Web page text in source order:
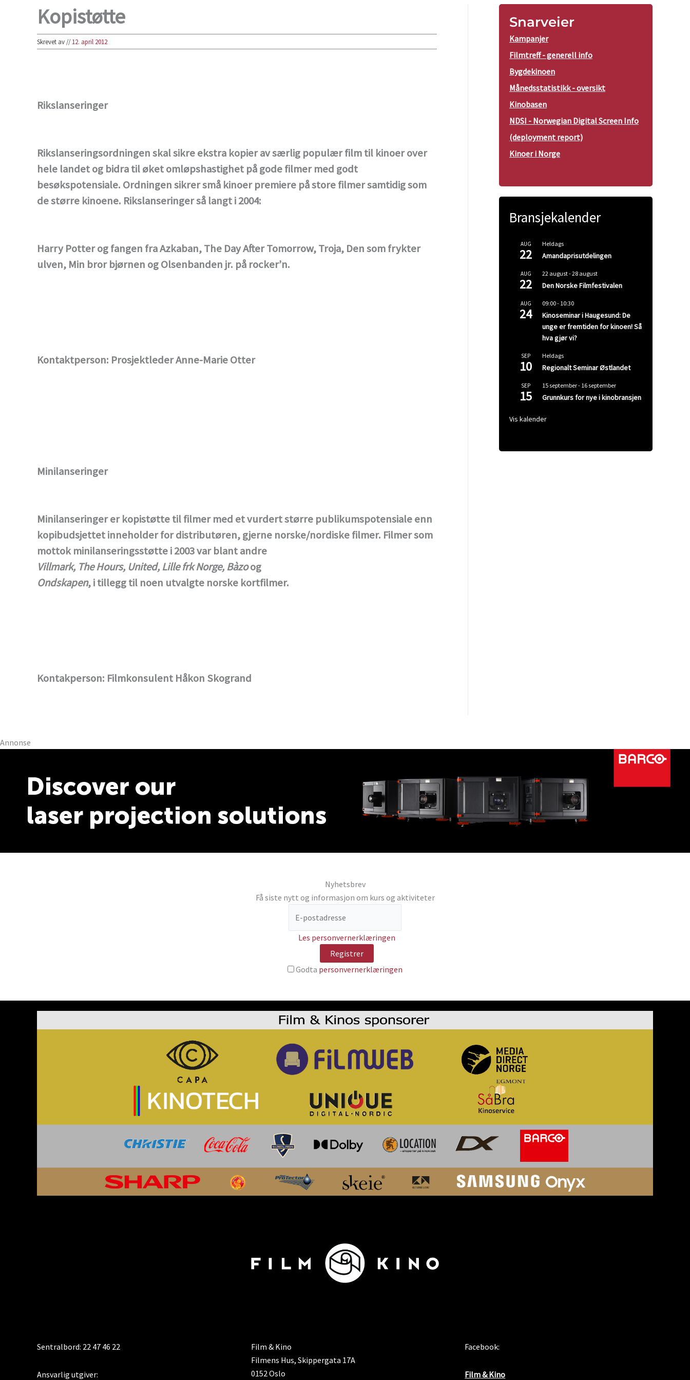
Kopistøtte
Skrevet av//12. april 2012
Rikslanseringer
Rikslanseringsordningen skal sikre ekstra kopier av særlig populær film til kinoer over
hele landet og bidra til øket omløpshastighet på gode filmer med godt
besøkspotensiale. Ordningen sikrer små kinoer premiere på store filmer samtidig som
de større kinoene. Rikslanseringer så langt i 2004:
Harry Potter og fangen fra Azkaban, The Day After Tomorrow, Troja, Den som frykter
ulven, Min bror bjørnen og Olsenbanden jr. på rocker’n.
Kontaktperson: Prosjektleder Anne-Marie Otter
Minilanseringer
Minilanseringer er kopistøtte til filmer med et vurdert større publikumspotensiale enn
kopibudsjettet inneholder for distributøren, gjerne norske/nordiske filmer. Filmer som
mottok minilanseringsstøtte i 2003 var blant andre
Villmark, The Hours, United, Lille frk Norge, Bàzoog
Ondskapen, i tillegg til noen utvalgte norske kortfilmer.
Kontakperson: Filmkonsulent Håkon Skogrand
Snarveier
Kampanjer
Filmtreff - generell info
Bygdekinoen
Månedsstatistikk - oversikt
Kinobasen
NDSI - Norwegian Digital Screen Info
(deployment report)
Kinoer i Norge
Bransjekalender
AUG
22
Heldags
Amandaprisutdelingen
AUG
22
22 august-28 august
Den Norske Filmfestivalen
AUG
24
09:00- 10:30
Kinoseminar i Haugesund: De
unge er fremtiden for kinoen! Så
hva gjør vi?
SEP
10
Heldags
Regionalt Seminar Østlandet
SEP
15
15 september- 16 september
Grunnkurs for nye i kinobransjen
Vis kalender
Annonse
Nyhetsbrev
Få siste nytt og informasjon om kurs og aktiviteter
Les personvernerklæringen
Godta personvernerklæringen
Sentralbord: 22 47 46 22
Ansvarlig utgiver:
Film & Kino
Filmens Hus, Skippergata 17A
0152 Oslo
Facebook:
Film & Kino